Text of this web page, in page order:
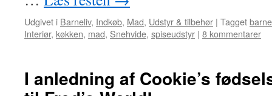
Udgivet i Barneliv, Indkøb, Mad, Udstyr & tilbehør | Tagget
Interiør, køkken, mad, Snehvide, spiseudstyr | 8 kommentarer
I anledning af Cookie’s